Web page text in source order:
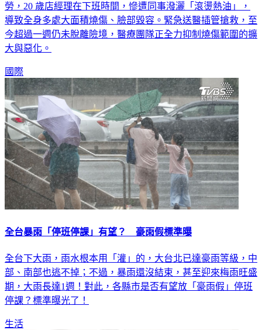
勞，20 歲店經理在下班時間，慘遭同事潑灑「滾燙熱油」，
導致全身多處大面積燒傷、臉部毀容。緊急送醫插管搶救，至
今超過一週仍未脫離險境，醫療團隊正全力抑制燒傷範圍的擴
大與惡化。
國際
全台暴雨「停班停課」有望？ 豪雨假標準曝
全台下大雨，雨水根本用「灌」的，大台北已達豪雨等級，中
部、南部也逃不掉；不過，暴雨還沒結束，甚至迎來梅雨旺盛
期，大雨長達1週！對此，各縣市是否有望放「豪雨假」停班
停課？標準曝光了！
生活